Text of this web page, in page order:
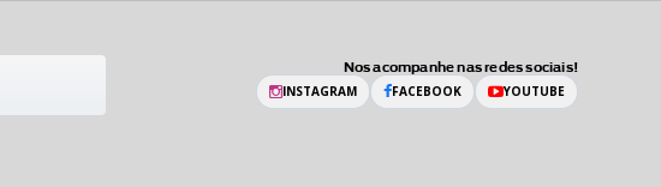
Nos acompanhe nas redes sociais!
INSTAGRAM FACEBOOK YOUTUBE